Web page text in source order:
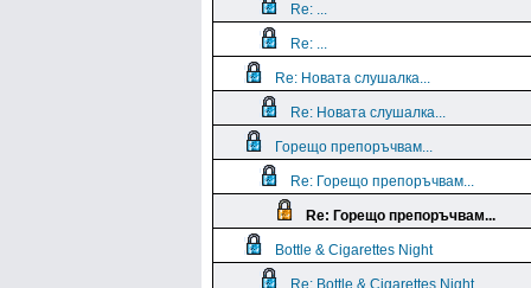
Re: ...
Re: ...
Re: Новата слушалка...
Re: Новата слушалка...
Горещо препоръчвам...
Re: Горещо препоръчвам...
Re: Горещо препоръчвам...
Bottle & Cigarettes Night
Re: Bottle & Cigarettes Night